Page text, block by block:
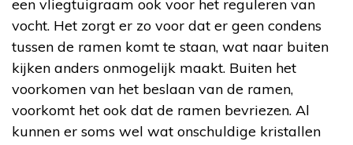
een vliegtuigraam ook voor het reguleren van
vocht. Het zorgt er zo voor dat er geen condens
tussen de ramen komt te staan, wat naar buiten
kijken anders onmogelijk maakt. Buiten het
voorkomen van het beslaan van de ramen,
voorkomt het ook dat de ramen bevriezen. Al
kunnen er soms wel wat onschuldige kristallen